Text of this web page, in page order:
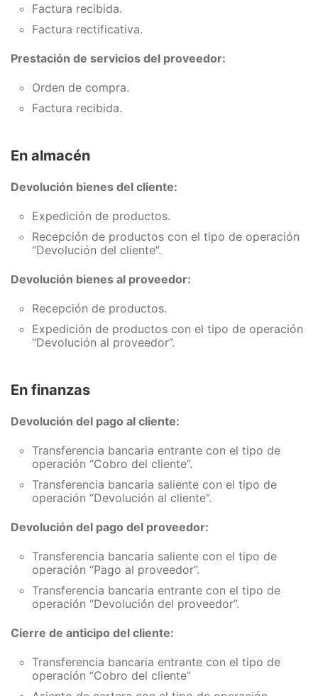
Factura recibida.
Factura rectificativa.
Prestación de servicios del proveedor:
Orden de compra.
Factura recibida.
En almacén
Devolución bienes del cliente:
Expedición de productos.
Recepción de productos con el tipo de operación
“Devolución del cliente”.
Devolución bienes al proveedor:
Recepción de productos.
Expedición de productos con el tipo de operación
“Devolución al proveedor”.
En finanzas
Devolución del pago al cliente:
Transferencia bancaria entrante con el tipo de
operación “Cobro del cliente”.
Transferencia bancaria saliente con el tipo de
operación “Devolución al cliente”.
Devolución del pago del proveedor:
Transferencia bancaria saliente con el tipo de
operación “Pago al proveedor”.
Transferencia bancaria entrante con el tipo de
operación “Devolución del proveedor”.
Cierre de anticipo del cliente:
Transferencia bancaria entrante con el tipo de
operación “Cobro del cliente”